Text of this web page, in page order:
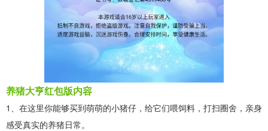
养猪大亨红包版内容
1、在这里你能够买到萌萌的小猪仔，给它们喂饲料，打扫圈舍，亲身
感受真实的养猪日常。